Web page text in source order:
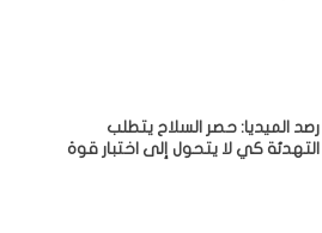
رصد الميديا: حصر السلاح يتطلب
التهدئة كي لا يتحول إلى اختبار قوة